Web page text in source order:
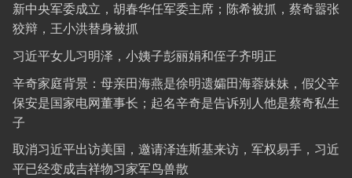
新中央军委成立，胡春华任军委主席；陈希被抓，蔡奇嚣张
狡辩，王小洪替身被抓
习近平女儿习明泽，小姨子彭丽娟和侄子齐明正
辛奇家庭背景：母亲田海燕是徐明遗孀田海蓉妹妹，假父辛
保安是国家电网董事长；起名辛奇是告诉别人他是蔡奇私生
子
取消习近平出访美国，邀请泽连斯基来访，军权易手，习近
平已经变成吉祥物习家军鸟兽散